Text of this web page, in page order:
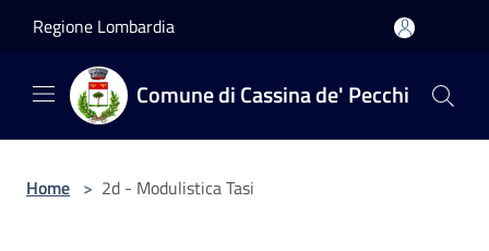
Regione Lombardia
Comune di Cassina de' Pecchi
Home > 2d - Modulistica Tasi